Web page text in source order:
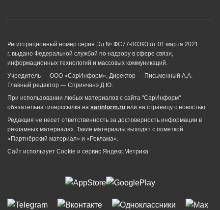
Регистрационный номер серия Эл № ФС77-80393 от 01 марта 2021
г. выдано Федеральной службой по надзору в сфере связи,
информационных технологий и массовых коммуникаций.
Учредитель — ООО «СарИнформ». Директор — Письменный А.А.
Главный редактор — Спринчанэ Д.Ю.
При использовании любых материалов с сайта "СарИнформ"
обязательна гиперссылка на sarinform.ru или на страницу с новостью.
Редакция не несет ответственность за достоверность информации в
рекламных материалах. Такие материалы выходят с пометкой
«Партнёрский материал» и «Реклама».
Сайт использует Cookie и сервиc Яндекс.Метрика